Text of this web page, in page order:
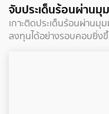
จับประเด็นร้อนผ่าน
เกาะติดประเด็นร้อนผ่าน
ลงทุนได้อย่างรอบคอบยิ่ง